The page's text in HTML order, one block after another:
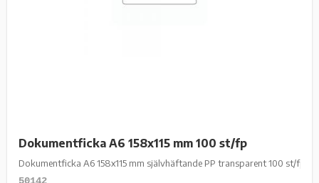
Dokumentficka A6 158x115 mm 100 st/fp
Dokumentficka A6 158x115 mm självhäftande PP transparent 100 st/fp